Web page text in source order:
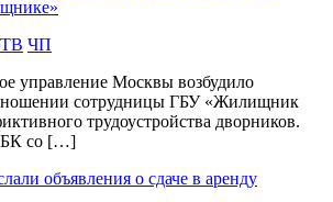
ЧП
управление Москвы возбудило
сотрудницы ГБУ «Жилищник
трудоустройства дворников.
со […]